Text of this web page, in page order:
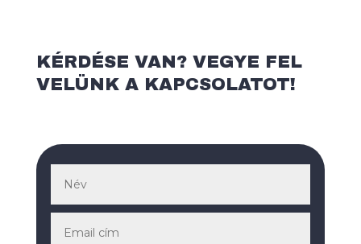
KÉRDÉSE VAN? VEGYE FEL
VELÜNK A KAPCSOLATOT!